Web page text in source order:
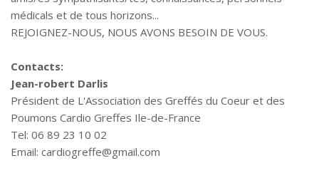
médicals et de tous horizons...
REJOIGNEZ-NOUS, NOUS AVONS BESOIN DE VOUS.
Contacts:
Jean-robert Darlis
Président de L'Association des Greffés du Coeur et des
Poumons Cardio Greffes Ile-de-France
Tel: 06 89 23 10 02
Email: cardiogreffe@gmail.com